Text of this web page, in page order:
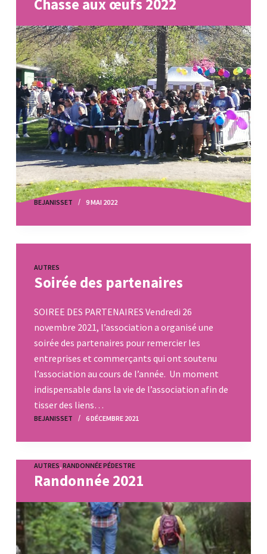
Chasse aux œufs 2022
BEJANISSET 9 MAI 2022
AUTRES
Soirée des partenaires
SOIREE DES PARTENAIRES Vendredi 26
novembre 2021, l’association a organisé une
soirée des partenaires pour remercier les
entreprises et commerçants qui ont soutenu
l’association au cours de l’année. Un moment
indispensable dans la vie de l’association afin de
tisser des liens…
BEJANISSET 6 DÉCEMBRE 2021
AUTRES RANDONNÉE PÉDESTRE
Randonnée 2021